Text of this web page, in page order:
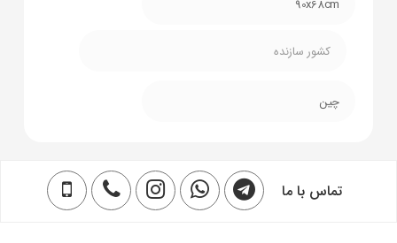
90x68cm
کشور سازنده
چین
تماس با ما